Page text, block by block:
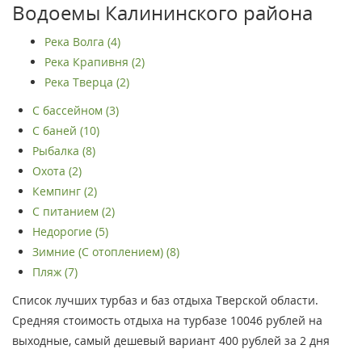
Водоемы Калининского района
Река Волга (4)
Река Крапивня (2)
Река Тверца (2)
С бассейном (3)
С баней (10)
Рыбалка (8)
Охота (2)
Кемпинг (2)
С питанием (2)
Недорогие (5)
Зимние (С отоплением) (8)
Пляж (7)
Список лучших турбаз и баз отдыха Тверской области.
Средняя стоимость отдыха на турбазе 10046 рублей на
выходные, самый дешевый вариант 400 рублей за 2 дня